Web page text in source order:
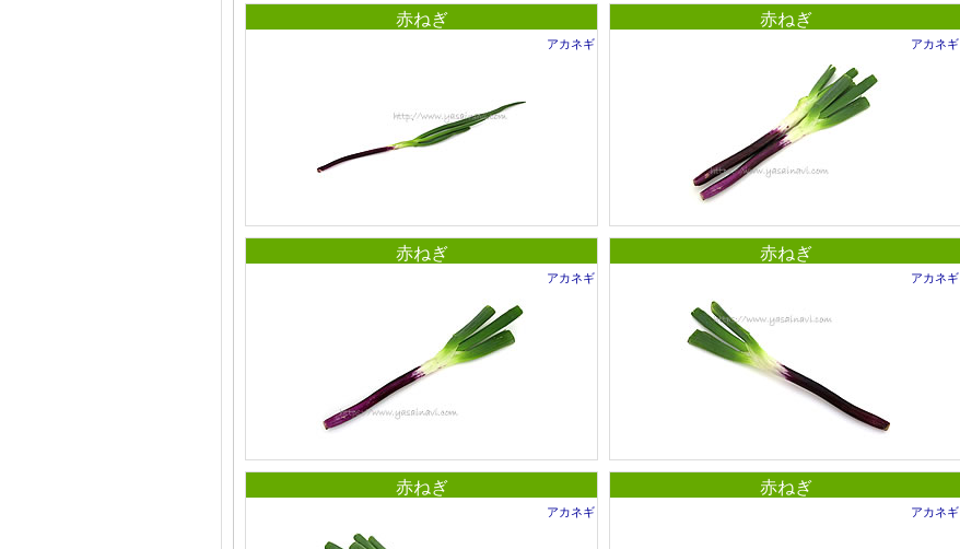
赤ねぎ
アカネギ
赤ねぎ
アカネギ
赤ねぎ
アカネギ
赤ねぎ
アカネギ
赤ねぎ
アカネギ
赤ねぎ
アカネギ